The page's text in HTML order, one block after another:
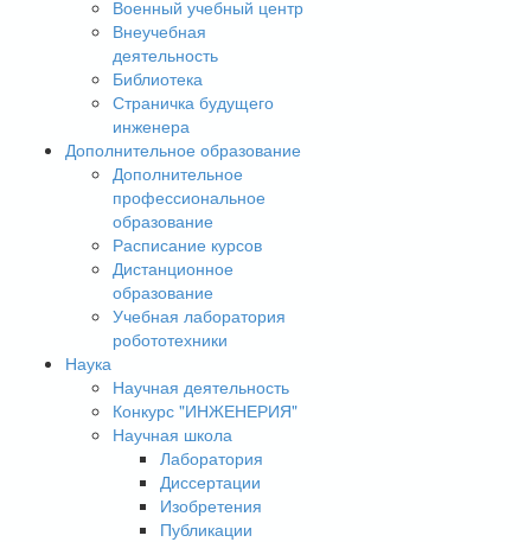
Военный учебный центр
Внеучебная
деятельность
Библиотека
Страничка будущего
инженера
Дополнительное образование
Дополнительное
профессиональное
образование
Расписание курсов
Дистанционное
образование
Учебная лаборатория
робототехники
Наука
Научная деятельность
Конкурс "ИНЖЕНЕРИЯ"
Научная школа
Лаборатория
Диссертации
Изобретения
Публикации